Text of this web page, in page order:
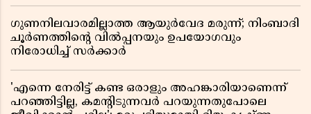
ഗുണനിലവാരമില്ലാത്ത ആയുർവേദ മരുന്ന്; നിംബാദി
ചൂർണത്തിൻ്റെ വിൽപ്പനയും ഉപയോഗവും
നിരോധിച്ച് സർക്കാർ
'എന്നെ നേരിട്ട് കണ്ട ഒരാളും അഹങ്കാരിയാണെന്ന്
പറഞ്ഞിട്ടില്ല, കമൻ്റിടുന്നവർ പറയുന്നതുപോലെ